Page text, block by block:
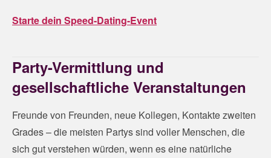
Starte dein Speed-Dating-Event
Party-Vermittlung und
gesellschaftliche Veranstaltungen
Freunde von Freunden, neue Kollegen, Kontakte zweiten
Grades – die meisten Partys sind voller Menschen, die
sich gut verstehen würden, wenn es eine natürliche